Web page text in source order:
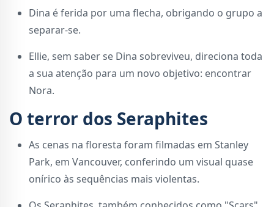
Dina é ferida por uma flecha, obrigando o grupo a
separar-se.
Ellie, sem saber se Dina sobreviveu, direciona toda
a sua atenção para um novo objetivo: encontrar
Nora.
O terror dos Seraphites
As cenas na floresta foram filmadas em Stanley
Park, em Vancouver, conferindo um visual quase
onírico às sequências mais violentas.